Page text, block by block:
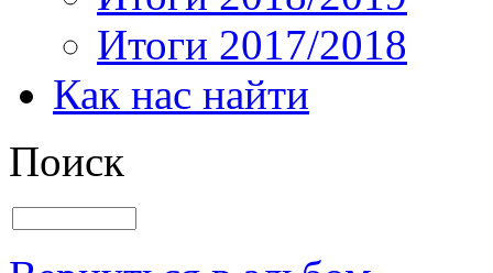
Итоги 2017/2018
Как нас найти
Поиск